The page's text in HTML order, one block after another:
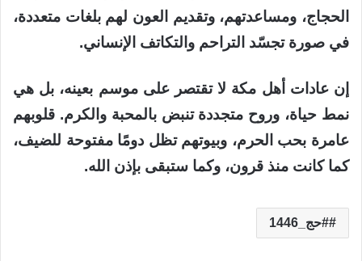
الحجاج، ومساعدتهم، وتقديم العون لهم بلغات متعددة،
في صورة تجسّد التراحم والتكاتف الإنساني.
إن عادات أهل مكة لا تقتصر على موسم بعينه، بل هي
نمط حياة، وروح متجددة تنبض بالمحبة والكرم. قلوبهم
عامرة بحب الحرم، وبيوتهم تظل دومًا مفتوحة للضيف،
كما كانت منذ قرون، وكما ستبقى بإذن الله.
#حج_1446